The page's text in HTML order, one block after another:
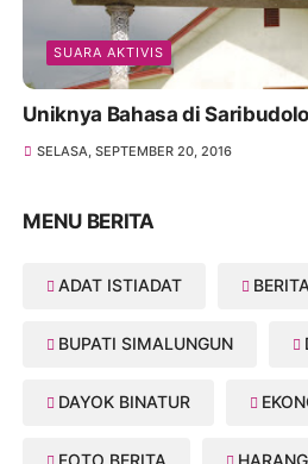
SUARA AKTIVIS
Uniknya Bahasa di
SELASA, SEPTEMBER 20, 2016
MENU BERITA
ADAT ISTIADAT
BUPATI SIMALUNGUN
DAYOK BINATUR
FOTO BERITA